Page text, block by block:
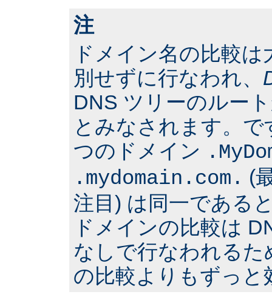
注
ドメイン名の比較
別せずに行なわれ、
DNS ツリーのルー
とみなされます。
つのドメイン
.mydomain.com. (
注目) は同一である
ドメインの比較は
なしで行なわれる
の比較よりもずっと